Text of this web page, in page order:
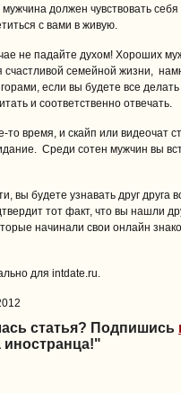
должен чувствовать
с вами в живую.
не падайте духом! Хороших
счастливой семейной жизни,
если вы будете все
и соответственно отвечать.
то время, и скайп или видеочат
Среди сотен мужчин вы
вы будете узнавать друг друга
тот факт, что вы нашли
начинали свои онлайн
для intdate.ru.
статья? Подпишись
иностранца!"